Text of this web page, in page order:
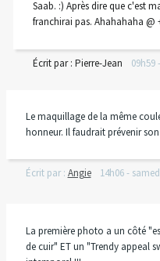
Saab. :) Après dire que c'est
franchirai pas. Ahahahaha @
Écrit par : Pierre-Jean 09h59-
Le maquillage de la même
honneur. Il faudrait prévenir
Écrit par : Angie 14h06-
La première photo a un côté
de cuir" ET un "Trendy appeal